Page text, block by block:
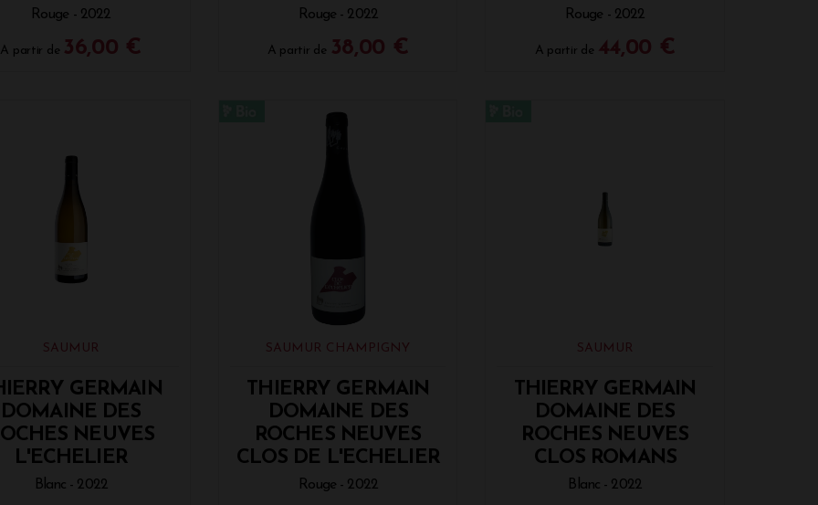
Rouge - 2022
A partir de 36,00 €
Rouge - 2022
A partir de 38,00 €
Rouge - 2022
A partir de 44,00 €
SAUMUR
GERMAIN
DOMAINE DES
NEUVES
L'ECHELIER
Blanc - 2022
SAUMUR CHAMPIGNY
THIERRY GERMAIN
DOMAINE DES
ROCHES NEUVES
CLOS DE L'ECHELIER
Rouge - 2022
SAUMUR
THIERRY GERMAIN
DOMAINE DES
ROCHES NEUVES
CLOS ROMANS
Blanc - 2022